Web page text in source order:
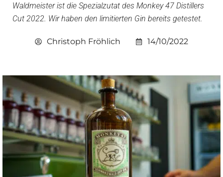
Waldmeister ist die Spezialzutat des Monkey 47 Distillers
Cut 2022. Wir haben den limitierten Gin bereits getestet.
Christoph Fröhlich 14/10/2022